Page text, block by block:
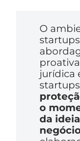
O
jurídica
o
da